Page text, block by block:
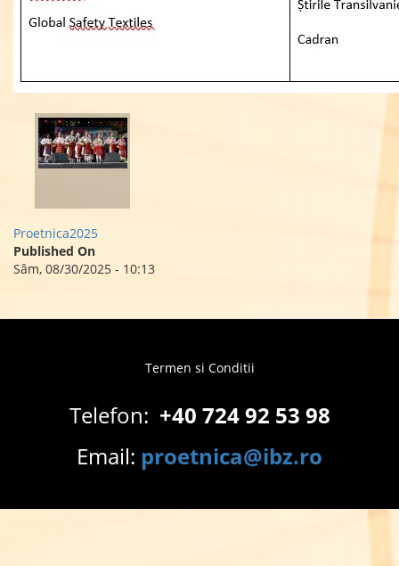
Proetnica2025
Published On
Sâm, 08/30/2025 - 10:13
menu
Termen si Conditii
Telefon: +40 724 92 53 98
Email: proetnica@ibz.ro